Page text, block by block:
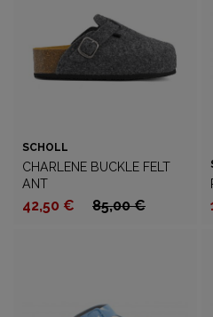
SCHOLL
CHARLENE BUCKLE FELT
ANT
42,50 € 85,00 €